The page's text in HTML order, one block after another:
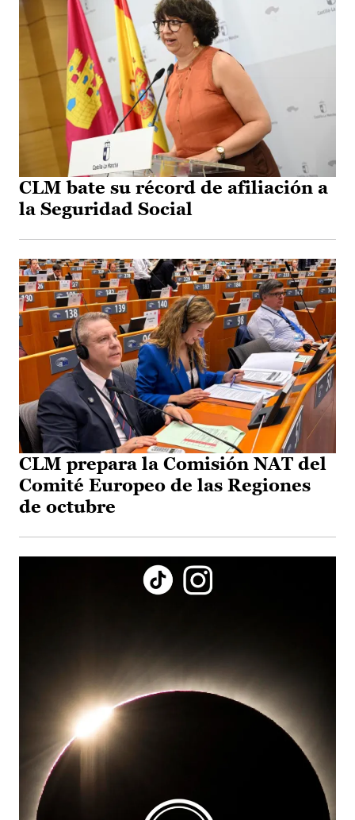
CLM bate su récord de afiliación a
la Seguridad Social
CLM prepara la Comisión NAT del
Comité Europeo de las Regiones
de octubre